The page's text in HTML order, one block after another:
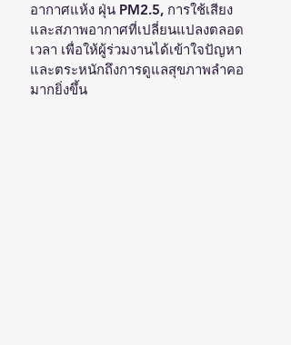
อากาศแห้ง ฝุ่น PM2.5, การใช้เสียง
และสภาพอากาศที่เปลี่ยนแปลงตลอด
เวลา เพื่อให้ผู้ร่วมงานได้เข้าใจปัญหา
และตระหนักถึงการดูแลสุขภาพลำคอ
มากยิ่งขึ้น